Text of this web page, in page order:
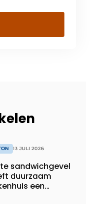
13 JULI 2026
sandwichgevel
duurzaam
een